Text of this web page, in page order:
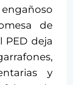
de
PED deja
y